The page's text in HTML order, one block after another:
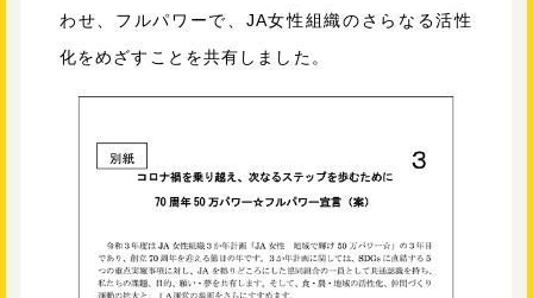
わせ、フルパワーで、JA女性組織のさらなる活性
化をめざすことを共有しました。